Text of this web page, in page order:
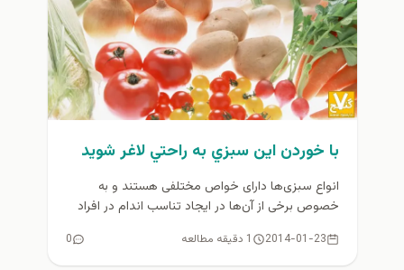
با خوردن اين سبزي به راحتي لاغر شويد
انواع سبزی‌ها دارای خواص مختلفی هستند و به
خصوص برخی از آن‌ها در ایجاد تناسب اندام در افراد
2014-01-23 1 دقیقه مطالعه 0